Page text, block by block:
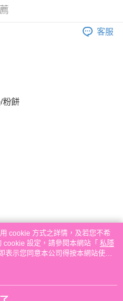
存款單據寫上訂單編號後電郵至
不會處理沒有提供存款單據的訂
有關存款，有關訂單將被取消。
客服
粉餅
cookie 方式之詳情，及若您不希
設定，請參閱本網站「 私隱
表示您同意本公司得按本網站使用